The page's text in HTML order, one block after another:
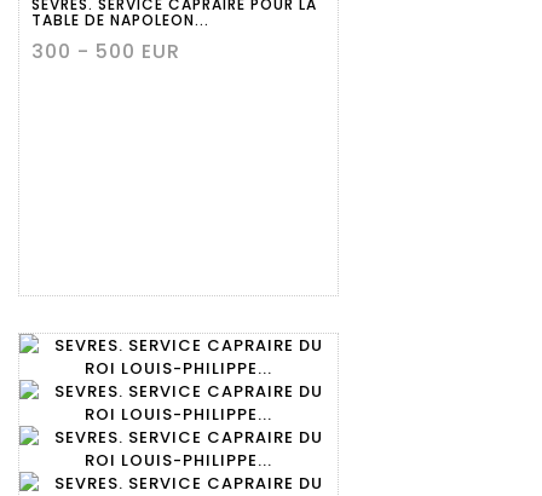
SEVRES. SERVICE CAPRAIRE POUR LA
TABLE DE NAPOLEON...
300 - 500 EUR